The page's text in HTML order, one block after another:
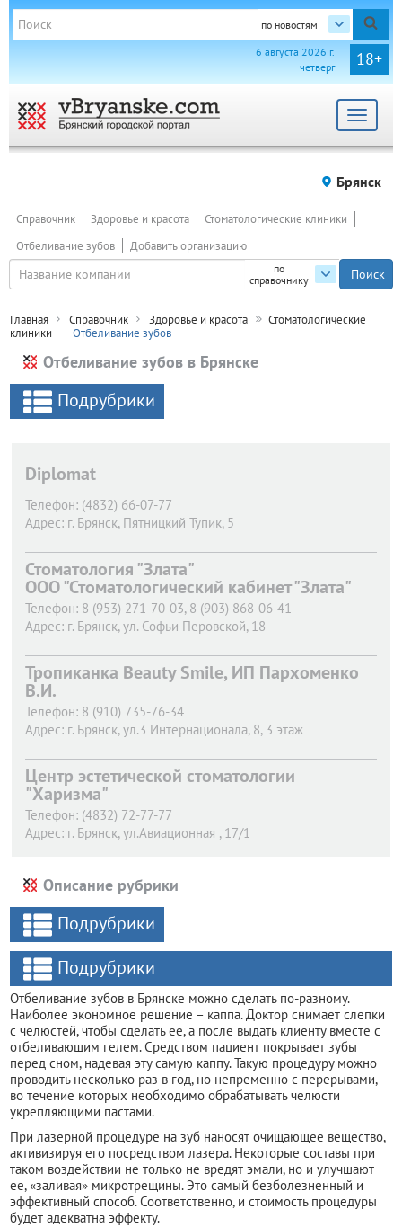
по новостям
18+
6 августа 2026 г.
четверг
Toggle
Брянск
по
справочнику
Справочник Здоровье и красота
Стоматологические клиники
Отбеливание зубов
Добавить организацию
Главная Справочник Здоровье и красота
Стоматологические
клиники
Отбеливание зубов
Отбеливание зубов в Брянске
Подрубрики
Diplomat
Телефон: (4832) 66-07-77
Адрес: г. Брянск, Пятницкий Тупик, 5
Стоматология "Злата"
ООО "Стоматологический кабинет "Злата"
Телефон: 8 (953) 271-70-03, 8 (903) 868-06-41
Адрес: г. Брянск, ул. Софьи Перовской, 18
Тропиканка Beauty Smile, ИП Пархоменко
В.И.
Телефон: 8 (910) 735-76-34
Адрес: г. Брянск, ул.3 Интернационала, 8, 3 этаж
Центр эстетической стоматологии
"Харизма"
Телефон: (4832) 72-77-77
Адрес: г. Брянск, ул.Авиационная , 17/1
Описание рубрики
Подрубрики
Подрубрики
Отбеливание зубов в Брянске можно сделать по-разному.
Наиболее экономное решение – каппа. Доктор снимает слепки
с челюстей, чтобы сделать ее, а после выдать клиенту вместе с
отбеливающим гелем. Средством пациент покрывает зубы
перед сном, надевая эту самую каппу. Такую процедуру можно
проводить несколько раз в год, но непременно с перерывами,
во течение которых необходимо обрабатывать челюсти
укрепляющими пастами.
При лазерной процедуре на зуб наносят очищающее вещество,
активизируя его посредством лазера. Некоторые составы при
таком воздействии не только не вредят эмали, но и улучшают
ее, «заливая» микротрещины. Это самый безболезненный и
эффективный способ. Соответственно, и стоимость процедуры
будет адекватна эффекту.